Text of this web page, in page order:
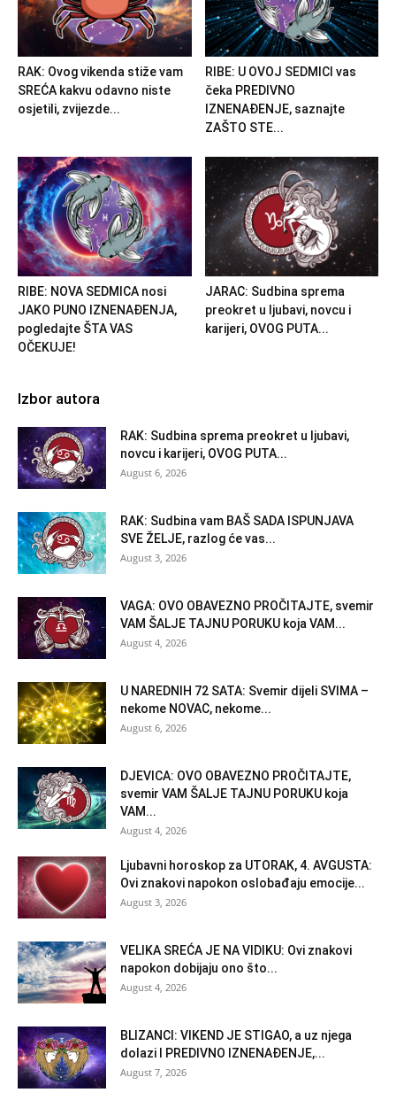
RAK: Ovog vikenda stiže vam
SREĆA kakvu odavno niste
osjetili, zvijezde...
RIBE: U OVOJ SEDMICI vas
čeka PREDIVNO
IZNENAĐENJE, saznajte
ZAŠTO STE...
RIBE: NOVA SEDMICA nosi
JAKO PUNO IZNENAĐENJA,
pogledajte ŠTA VAS
OČEKUJE!
JARAC: Sudbina sprema
preokret u ljubavi, novcu i
karijeri, OVOG PUTA...
Izbor autora
RAK: Sudbina sprema preokret u ljubavi,
novcu i karijeri, OVOG PUTA...
August 6, 2026
RAK: Sudbina vam BAŠ SADA ISPUNJAVA
SVE ŽELJE, razlog će vas...
August 3, 2026
VAGA: OVO OBAVEZNO PROČITAJTE, svemir
VAM ŠALJE TAJNU PORUKU koja VAM...
August 4, 2026
U NAREDNIH 72 SATA: Svemir dijeli SVIMA –
nekome NOVAC, nekome...
August 6, 2026
DJEVICA: OVO OBAVEZNO PROČITAJTE,
svemir VAM ŠALJE TAJNU PORUKU koja
VAM...
August 4, 2026
Ljubavni horoskop za UTORAK, 4. AVGUSTA:
Ovi znakovi napokon oslobađaju emocije...
August 3, 2026
VELIKA SREĆA JE NA VIDIKU: Ovi znakovi
napokon dobijaju ono što...
August 4, 2026
BLIZANCI: VIKEND JE STIGAO, a uz njega
dolazi I PREDIVNO IZNENAĐENJE,...
August 7, 2026